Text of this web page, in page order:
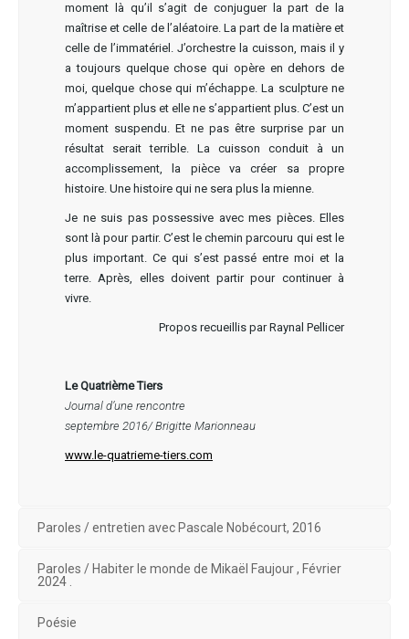
moment là qu’il s’agit de conjuguer la part de la
maîtrise et celle de l’aléatoire. La part de la matière et
celle de l’immatériel. J’orchestre la cuisson, mais il y
a toujours quelque chose qui opère en dehors de
moi, quelque chose qui m’échappe. La sculpture ne
m’appartient plus et elle ne s’appartient plus. C’est un
moment suspendu. Et ne pas être surprise par un
résultat serait terrible. La cuisson conduit à un
accomplissement, la pièce va créer sa propre
histoire. Une histoire qui ne sera plus la mienne.
Je ne suis pas possessive avec mes pièces. Elles
sont là pour partir. C’est le chemin parcouru qui est le
plus important. Ce qui s’est passé entre moi et la
terre. Après, elles doivent partir pour continuer à
vivre.
Propos recueillis par Raynal Pellicer
Le Quatrième Tiers
Journal d’une rencontre
septembre 2016/ Brigitte Marionneau
www.le-quatrieme-tiers.com
Paroles / entretien avec Pascale Nobécourt, 2016
Paroles / Habiter le monde de Mikaël Faujour , Février
2024 .
Poésie